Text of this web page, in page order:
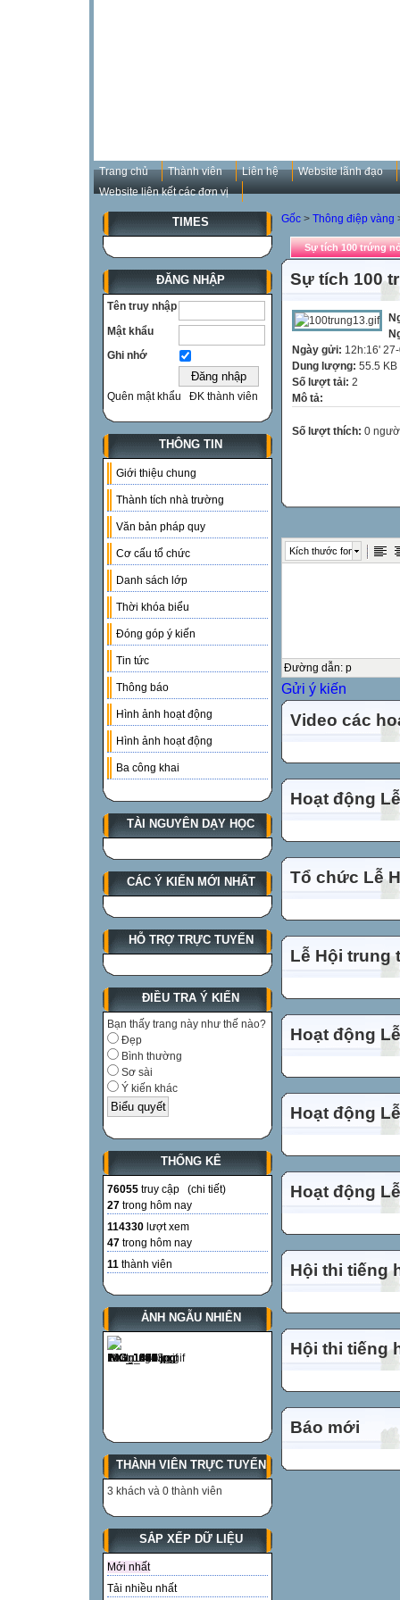
Trang chủ Thành viên Liên hệ
Website lãnh đạo
Website liên kết các đơn vị
TIMES
ĐĂNG NHẬP
Tên truy nhập
Mật khẩu
Ghi nhớ
Quên mật khẩu ĐK thành viên
THÔNG TIN
Giới thiệu chung
Thành tích nhà trường
Văn bản pháp quy
Cơ cấu tổ chức
Danh sách lớp
Thời khóa biểu
Đóng góp ý kiến
Tin tức
Thông báo
Hình ảnh hoạt động
Hình ảnh hoạt động
Ba công khai
TÀI NGUYÊN DẠY HỌC
CÁC Ý KIẾN MỚI NHẤT
HỖ TRỢ TRỰC TUYẾN
ĐIỀU TRA Ý KIẾN
Bạn thấy trang này như thế nào?
Đẹp
Bình thường
Sơ sài
Ý kiến khác
THỐNG KÊ
76055 truy cập (chi tiết)
27 trong hôm nay
114330 lượt xem
47 trong hôm nay
11 thành viên
ẢNH NGẪU NHIÊN
THÀNH VIÊN TRỰC TUYẾN
3 khách và 0 thành viên
SẮP XẾP DỮ LIỆU
Mới nhất
Tải nhiều nhất
Gốc > Thông điệp vàng
Sự tích 100 trứng
Sự tích 100
Ngày gửi: 12h:16'
Dung lượng: 55.5 KB
Số lượt tải: 2
Mô tả:
Số lượt thích: 0
Kích thước font
Đường dẫn: p
Gửi ý kiến
Video các
Hoạt động
Tổ chức Lễ
Lễ Hội trung
Hoạt động
Hoạt động
Hoạt động
Hội thi tiếng
Hội thi tiếng
Báo mới